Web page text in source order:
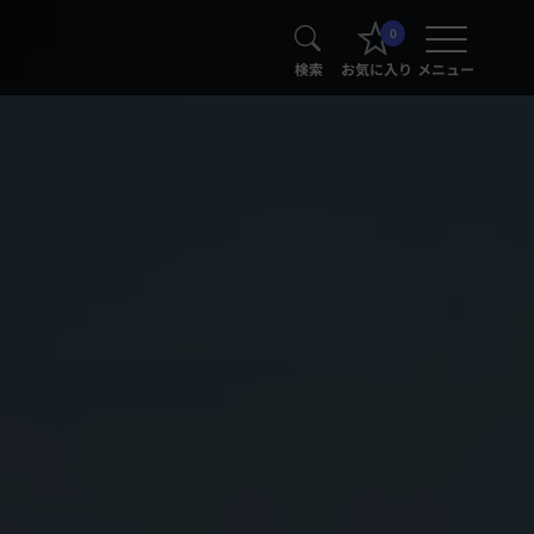
検索
0
お気に入り メニュー